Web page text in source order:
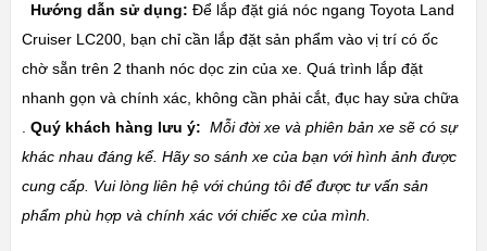
Hướng dẫn sử dụng: Để lắp đặt giá nóc ngang Toyota Land
Cruiser LC200, bạn chỉ cần lắp đặt sản phẩm vào vị trí có ốc
chờ sẵn trên 2 thanh nóc dọc zin của xe. Quá trình lắp đặt
nhanh gọn và chính xác, không cần phải cắt, đục hay sửa chữa
Quý khách hàng lưu ý: Mỗi đời xe và phiên bản xe sẽ có sự
khác nhau đáng kể. Hãy so sánh xe của bạn với hình ảnh được
cung cấp. Vui lòng liên hệ với chúng tôi để được tư vấn sản
phẩm phù hợp và chính xác với chiếc xe của mình.